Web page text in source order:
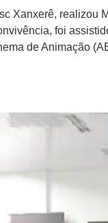
Xanxerê, realizou
foi
de Animação